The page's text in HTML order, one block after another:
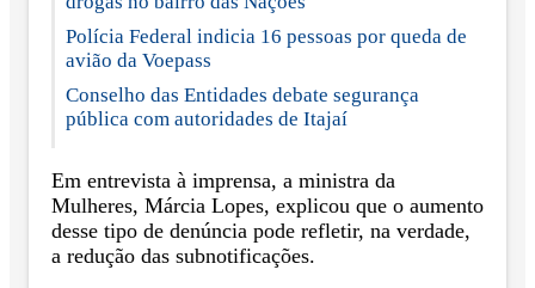
Polícia Federal indicia 16 pessoas por queda de
avião da Voepass
Conselho das Entidades debate segurança
pública com autoridades de Itajaí
Em entrevista à imprensa, a ministra da
Mulheres, Márcia Lopes, explicou que o aumento
desse tipo de denúncia pode refletir, na verdade,
a redução das subnotificações.